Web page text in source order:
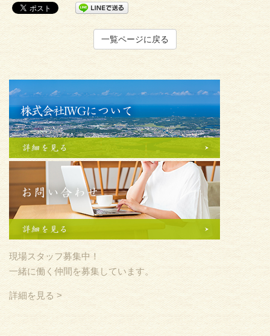
一覧ページに戻る
現場スタッフ募集中！
一緒に働く仲間を募集しています。
詳細を見る >